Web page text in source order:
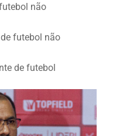
não
futebol não
de futebol